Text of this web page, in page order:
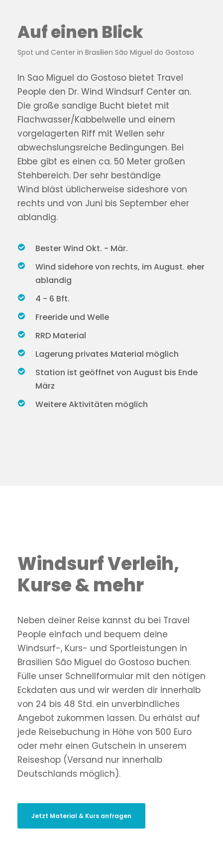
Auf einen Blick
Spot und Center in Brasilien São Miguel do Gostoso
In Sao Miguel do Gostoso bietet Travel
People den Dr. Wind Windsurf Center an.
Die große sandige Bucht bietet mit
Flachwasser/Kabbelwelle und einem
vorgelagerten Riff mit Wellen sehr
abwechslungsreiche Bedingungen. Bei
Ebbe gibt es einen ca. 50 Meter großen
Stehbereich. Der sehr beständige
Wind bläst üblicherweise sideshore von
rechts und von Juni bis September eher
ablandig.
Bester Wind Okt. - Mär.
Wind sidehore von rechts, im August. eher
ablandig
4 - 6 Bft.
Freeride und Welle
RRD Material
Lagerung privates Material möglich
Station ist geöffnet von August bis Ende
März
Weitere Aktivitäten möglich
Windsurf Verleih,
Kurse & mehr
Neben deiner Reise kannst du bei Travel
People einfach und bequem deine
Windsurf-, Kurs- und Sportleistungen in
Brasilien São Miguel do Gostoso buchen.
Fülle unser Schnellformular mit den nötigen
Eckdaten aus und wir werden dir innerhalb
von 24 bis 48 Std. ein unverbindliches
Angebot zukommen lassen. Du erhälst auf
jede Reisebuchung in Höhe von 500 Euro
oder mehr einen Gutschein in unserem
Reiseshop (Versand nur innerhalb
Deutschlands möglich).
Jetzt Material & Kurs anfragen